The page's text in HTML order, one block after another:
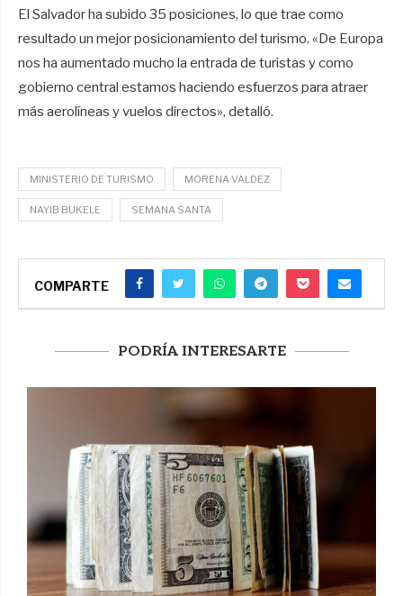
El Salvador ha subido 35 posiciones, lo que trae como
resultado un mejor posicionamiento del turismo. «De Europa
nos ha aumentado mucho la entrada de turistas y como
gobierno central estamos haciendo esfuerzos para atraer
más aerolíneas y vuelos directos», detalló.
MINISTERIO DE TURISMO MORENA VALDEZ
NAYIB BUKELE SEMANA SANTA
COMPARTE
PODRÍA INTERESARTE